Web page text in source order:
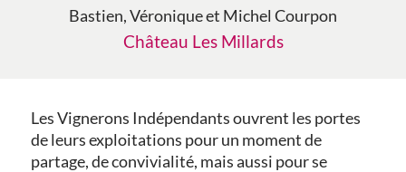
Bastien, Véronique et Michel Courpon
Château Les Millards
Les Vignerons Indépendants ouvrent les portes
de leurs exploitations pour un moment de
partage, de convivialité, mais aussi pour se